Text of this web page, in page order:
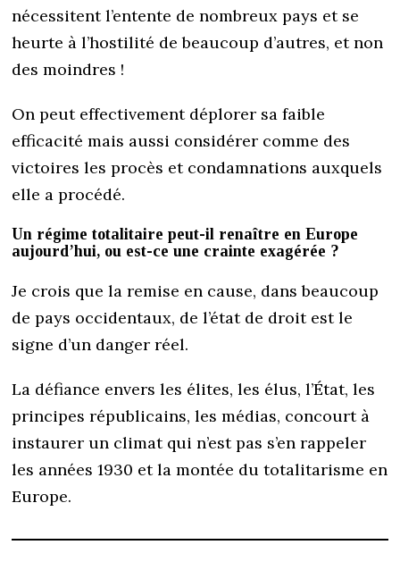
nécessitent l’entente de nombreux pays et se
heurte à l’hostilité de beaucoup d’autres, et non
des moindres !
On peut effectivement déplorer sa faible
efficacité mais aussi considérer comme des
victoires les procès et condamnations auxquels
elle a procédé.
Un régime totalitaire peut-il renaître en Europe
aujourd’hui, ou est-ce une crainte exagérée ?
Je crois que la remise en cause, dans beaucoup
de pays occidentaux, de l’état de droit est le
signe d’un danger réel.
La défiance envers les élites, les élus, l’État, les
principes républicains, les médias, concourt à
instaurer un climat qui n’est pas s’en rappeler
les années 1930 et la montée du totalitarisme en
Europe.